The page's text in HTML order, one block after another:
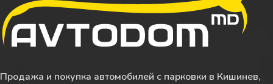
Продажа и покупка автомобилей с парковки в Кишинев,